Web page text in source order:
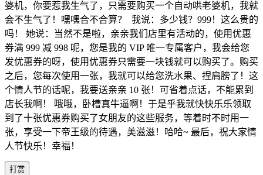
婆机，你要惹我生气了，只需要购买一个自动哄老婆机，我就
会不生气了！嘿嘿合不合算？
我说：多少钱？999！这么贵的
吗！ 她说：当然不是啦，亲亲我们店里有活动的，使用优惠
券满 999 减 998 呢，您是我的 VIP 唯一专属客户，我会给您
发优惠券的呀，使用优惠券只需要一块钱就可以购买了。购买
之后，您每次使用一张，我就可以给您洗水果、捏肩膀了！这
个情人节的话呢，我要送亲亲 10 张！可省着点话，不能累到
店长我啊！ 哦哦，卧槽真牛逼啊！于是乎我就快快乐乐领取
到了十张优惠券购买了女朋友的这些服务，等着时不时用一
张，享受一下帝王级的待遇，美滋滋！哈哈~ 最后，祝大家情
人节快乐！幸福！
打赏